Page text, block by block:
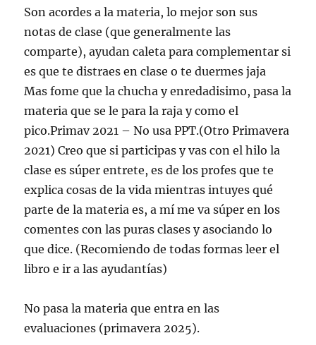
Son acordes a la materia, lo mejor son sus
notas de clase (que generalmente las
comparte), ayudan caleta para complementar si
es que te distraes en clase o te duermes jaja
Mas fome que la chucha y enredadisimo, pasa la
materia que se le para la raja y como el
pico.Primav 2021 – No usa PPT.(Otro Primavera
2021) Creo que si participas y vas con el hilo la
clase es súper entrete, es de los profes que te
explica cosas de la vida mientras intuyes qué
parte de la materia es, a mí me va súper en los
comentes con las puras clases y asociando lo
que dice. (Recomiendo de todas formas leer el
libro e ir a las ayudantías)
No pasa la materia que entra en las
evaluaciones (primavera 2025).